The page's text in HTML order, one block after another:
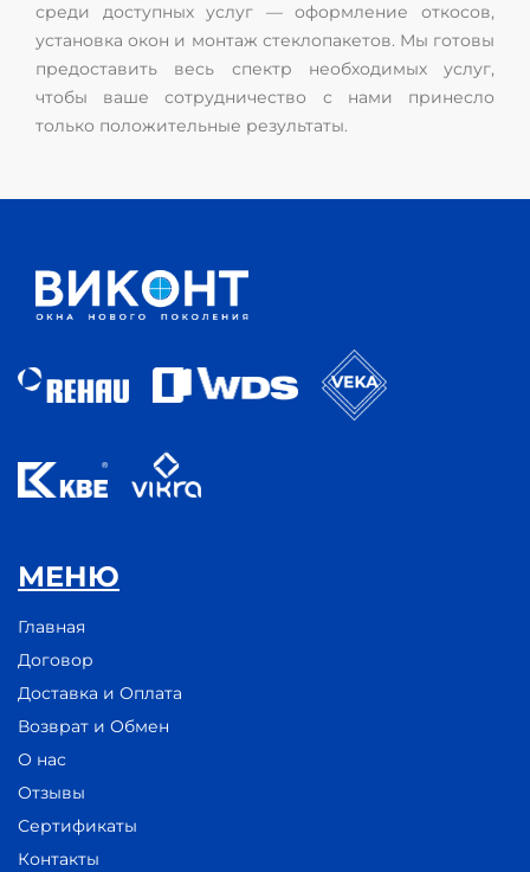
среди доступных услуг — оформление откосов,
установка окон и монтаж стеклопакетов. Мы готовы
предоставить весь спектр необходимых услуг,
чтобы ваше сотрудничество с нами принесло
только положительные результаты.
МЕНЮ
Главная
Договор
Доставка и Оплата
Возврат и Обмен
О нас
Отзывы
Сертификаты
Контакты